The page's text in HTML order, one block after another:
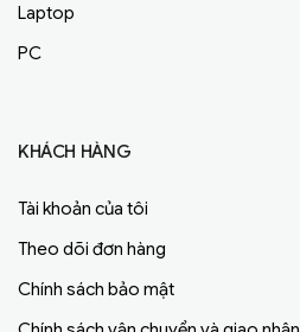
Laptop
PC
KHÁCH HÀNG
Tài khoản của tôi
Theo dõi đơn hàng
Chính sách bảo mật